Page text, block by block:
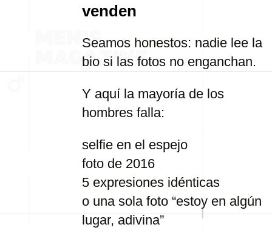
venden
Seamos honestos: nadie lee la
bio si las fotos no enganchan.
Y aquí la mayoría de los
hombres falla:
selfie en el espejo
foto de 2016
5 expresiones idénticas
o una sola foto “estoy en algún
lugar, adivina”